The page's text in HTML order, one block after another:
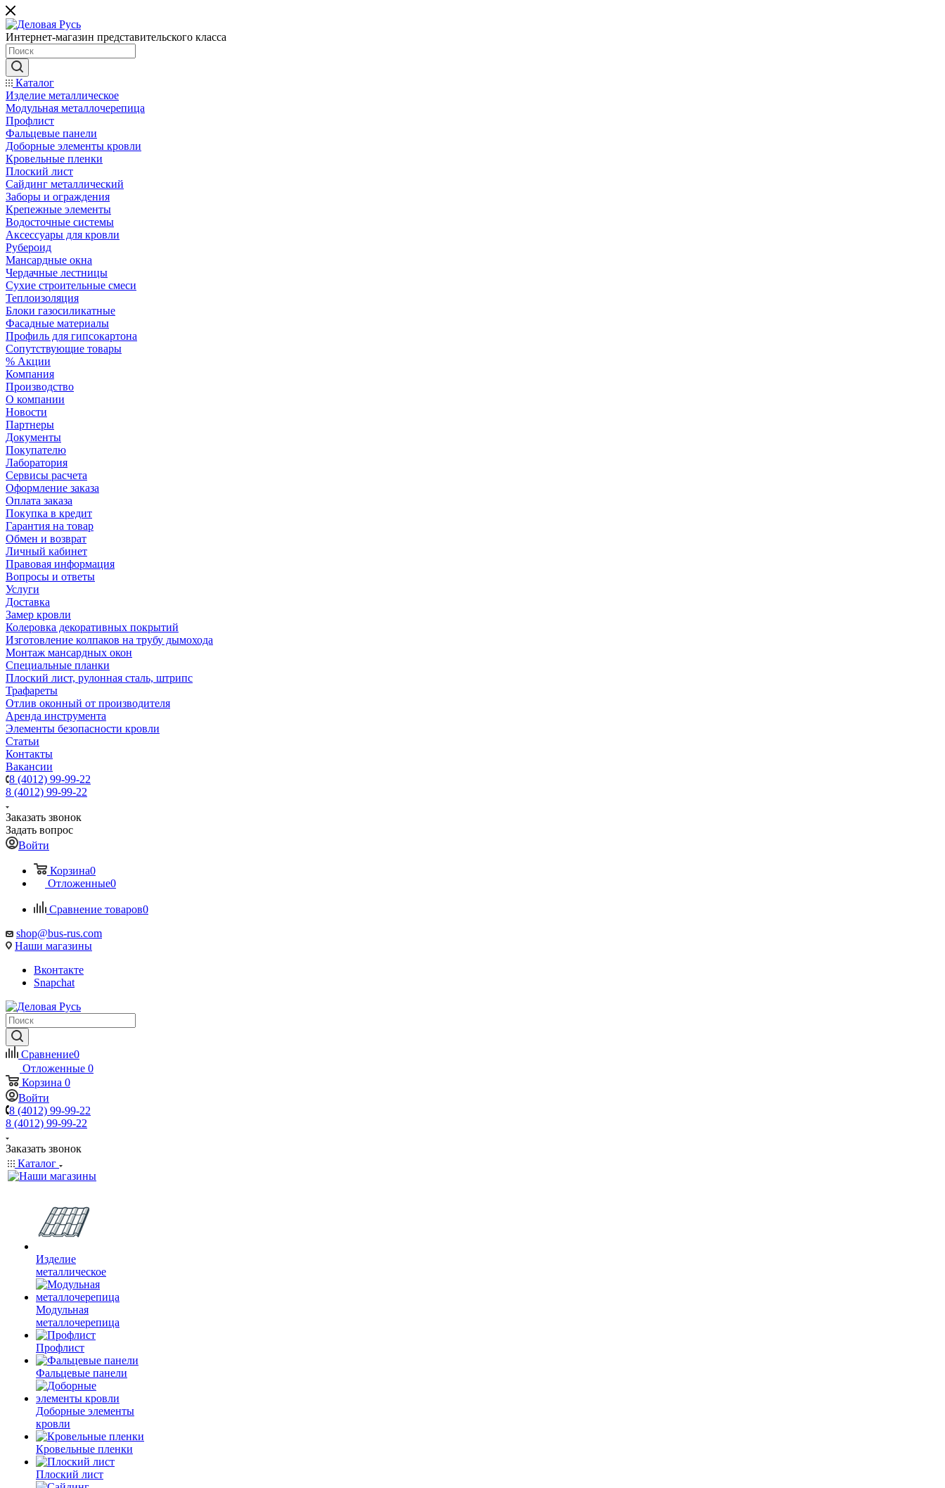
Интернет-магазин представительского класса
Каталог
Изделие металлическое
Модульная металлочерепица
Профлист
Фальцевые панели
Доборные элементы кровли
Кровельные пленки
Плоский лист
Сайдинг металлический
Заборы и ограждения
Крепежные элементы
Водосточные системы
Аксессуары для кровли
Рубероид
Мансардные окна
Чердачные лестницы
Сухие строительные смеси
Теплоизоляция
Блоки газосиликатные
Фасадные материалы
Профиль для гипсокартона
Сопутствующие товары
% Акции
Компания
Производство
О компании
Новости
Партнеры
Документы
Покупателю
Лаборатория
Сервисы расчета
Оформление заказа
Оплата заказа
Покупка в кредит
Гарантия на товар
Обмен и возврат
Личный кабинет
Правовая информация
Вопросы и ответы
Услуги
Доставка
Замер кровли
Колеровка декоративных покрытий
Изготовление колпаков на трубу дымохода
Монтаж мансардных окон
Специальные планки
Плоский лист, рулонная сталь, штрипс
Трафареты
Отлив оконный от производителя
Аренда инструмента
Элементы безопасности кровли
Статьи
Контакты
Вакансии
8 (4012) 99-99-22
8 (4012) 99-99-22
Заказать звонок
Задать вопрос
Войти
Корзина0
Отложенные0
Сравнение товаров0
shop@bus-rus.com
Наши магазины
Вконтакте
Snapchat
Сравнение0
Отложенные 0
Корзина 0
Войти
8 (4012) 99-99-22
8 (4012) 99-99-22
Заказать звонок
Каталог
Изделие
металлическое
Модульная
металлочерепица
Профлист
Фальцевые панели
Доборные элементы
кровли
Кровельные пленки
Плоский лист